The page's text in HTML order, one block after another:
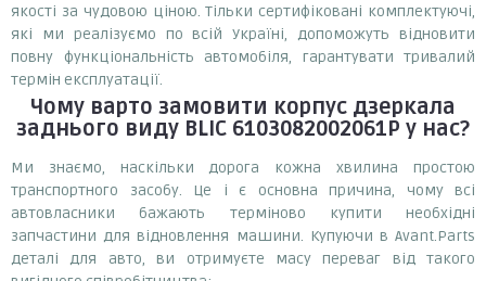
якості за чудовою ціною. Тільки сертифіковані комплектуючі,
які ми реалізуємо по всій Україні, допоможуть відновити
повну функціональність автомобіля, гарантувати тривалий
термін експлуатації.
Чому варто замовити корпус дзеркала
заднього виду BLIC 6103082002061P у нас?
Ми знаємо, наскільки дорога кожна хвилина простою
транспортного засобу. Це і є основна причина, чому всі
автовласники бажають терміново купити необхідні
запчастини для відновлення машини. Купуючи в Avant.Parts
деталі для авто, ви отримуєте масу переваг від такого